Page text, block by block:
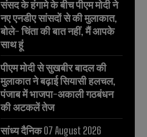
संसद के हंगामे के बीच पीएम मोदी ने
नए एनडीए सांसदों से की मुलाकात,
बोले- चिंता की बात नहीं, मैं आपके
साथ हूं
पीएम मोदी से सुखबीर बादल की
मुलाकात ने बढ़ाई सियासी हलचल,
पंजाब में भाजपा-अकाली गठबंधन
की अटकलें तेज
सांध्य दैनिक 07 August 2026